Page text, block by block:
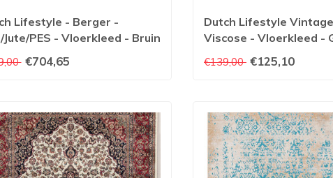
Lifestyle - Berger -
Jute/PES - Vloerkleed - Bruin
€704,65
Dutch Lifestyle
Viscose - Vloerkleed -
€139,00 €125,10